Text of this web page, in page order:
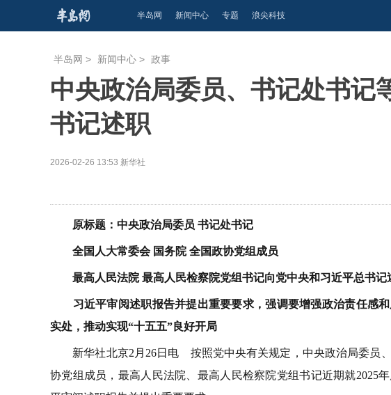
半岛网 新闻中心 专题 浪尖科技
半岛网 > 新闻中心 > 政事
中央政治局委员、书记处书记
书记述职
2026-02-26 13:53 新华社
原标题：中央政治局委员 书记处书记
全国人大常委会 国务院 全国政协党组成员
最高人民法院 最高人民检察院党组书记向党中央和习近平总书记
习近平审阅述职报告并提出重要要求，强调要增强政治责任感
实处，推动实现“十五五”良好开局
新华社北京2月26日电 按照党中央有关规定，中央政治局委员、
协党组成员，最高人民法院、最高人民检察院党组书记近期就2025